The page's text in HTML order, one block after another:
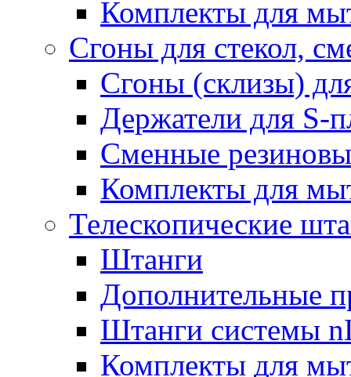
Комплекты для
Сгоны для стекол,
Сгоны (склизы)
Держатели для S-
Сменные
Комплекты для
Телескопические
Штанги
Дополнительные
Штанги системы
Комплекты для